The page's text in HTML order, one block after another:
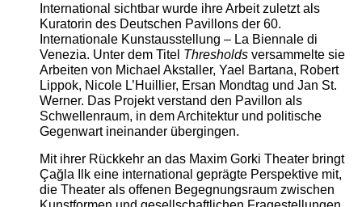
International sichtbar wurde ihre Arbeit zuletzt als
Kuratorin des Deutschen Pavillons der 60.
Internationale Kunstausstellung – La Biennale di
Venezia. Unter dem Titel Thresholdsversammelte sie
Arbeiten von Michael Akstaller, Yael Bartana, Robert
Lippok, Nicole L’Huillier, Ersan Mondtag und Jan St.
Werner. Das Projekt verstand den Pavillon als
Schwellenraum, in dem Architektur und politische
Gegenwart ineinander übergingen.
Mit ihrer Rückkehr an das Maxim Gorki Theater bringt
Çağla Ilk eine international geprägte Perspektive mit,
die Theater als offenen Begegnungsraum zwischen